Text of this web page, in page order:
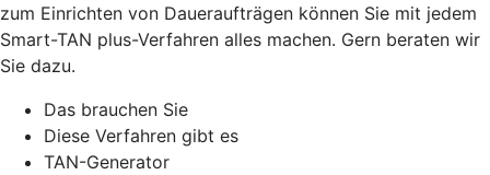
zum Einrichten von Daueraufträgen können Sie mit jedem
Smart-TAN plus-Verfahren alles machen. Gern beraten wir
Sie dazu.
Das brauchen Sie
Diese Verfahren gibt es
TAN-Generator